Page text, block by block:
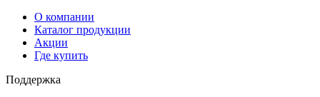
О компании
Каталог продукции
Акции
Где купить
Поддержка